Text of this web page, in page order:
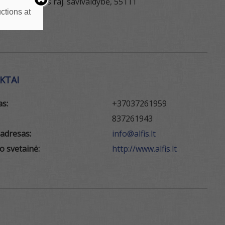
svetainė:
+37037261959
837261943
info@alfis.lt
http://www.alfis.lt
at